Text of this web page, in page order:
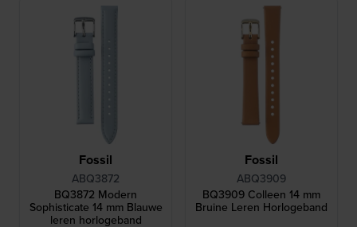
Fossil
ABQ3872
BQ3872 Modern
Sophisticate 14 mm Blauwe
leren horlogeband
Fossil
ABQ3909
BQ3909 Colleen 14 mm
Bruine Leren Horlogeband